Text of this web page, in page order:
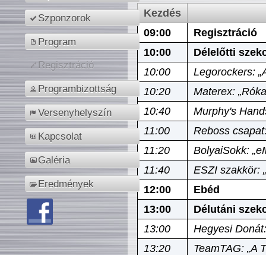
Szponzorok
Program
Regisztráció
Programbizottság
Versenyhelyszín
Kapcsolat
Galéria
Eredmények
Kezdés
09:00
Regisztráció
10:00
Délelőtti
10:00
Legorockers:
10:20
Materex:
10:40
Murphy's
11:00
Reboss
11:20
BolyaiSokk:
11:40
ESZI szakkör:
12:00
Ebéd
13:00
Délutáni
13:00
Hegyesi
13:20
TeamTAG: „A